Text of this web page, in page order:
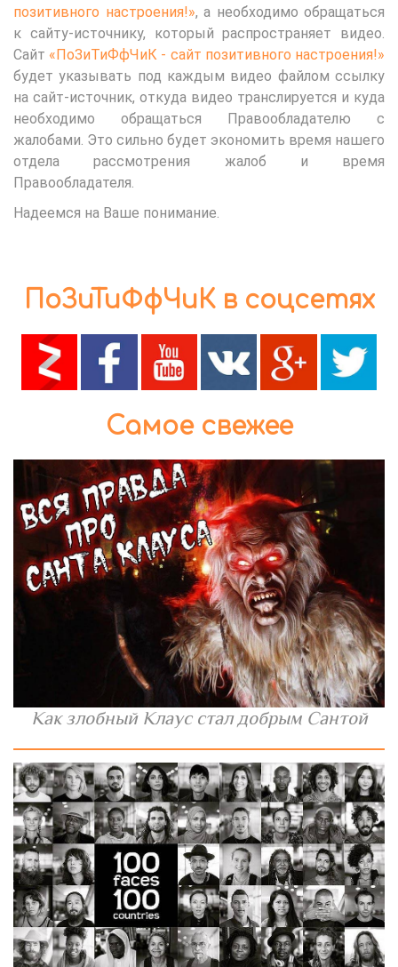
позитивного настроения!», а необходимо обращаться
к сайту-источнику, который распространяет видео.
Сайт «ПоЗиТиФфЧиК - сайт позитивного настроения!»
будет указывать под каждым видео файлом ссылку
на сайт-источник, откуда видео транслируется и куда
необходимо обращаться Правообладателю с
жалобами. Это сильно будет экономить время нашего
отдела рассмотрения жалоб и время
Правообладателя.
Надеемся на Ваше понимание.
ПоЗиТиФфЧиК в соцсетях
Самое свежее
Как злобный Клаус стал добрым Сантой